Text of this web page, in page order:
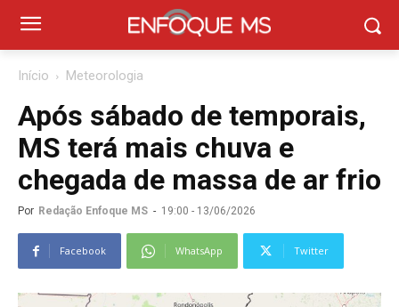
Início Meteorologia
Após sábado de temporais,
MS terá mais chuva e
chegada de massa de ar frio
Por Redação Enfoque MS - 19:00 - 13/06/2026
Facebook WhatsApp Twitter